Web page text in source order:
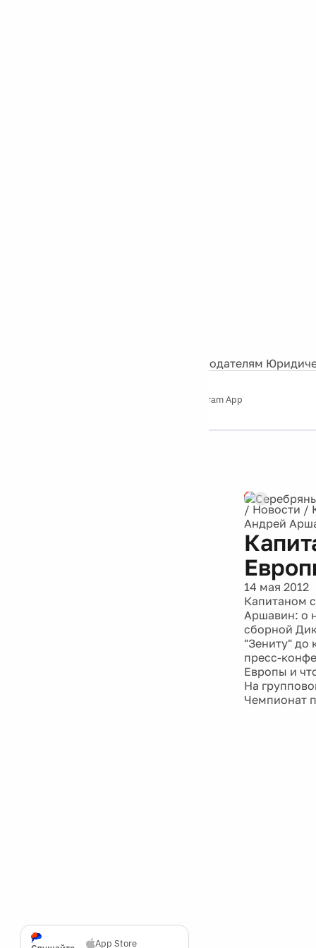
Рекламодателям
Telegram App
App Store
/ Новости /
Андрей
14 мая 2012
Капитаном
Аршавин: о
сборной
"Зениту" до
пресс-
Европы и
На
Чемпионат